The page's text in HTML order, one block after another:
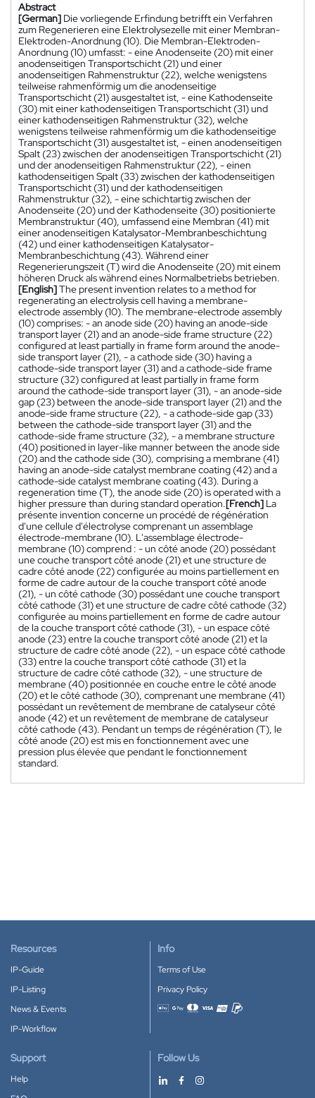
Abstract
[German] Die vorliegende Erfindung betrifft ein Verfahren
zum Regenerieren eine Elektrolysezelle mit einer Membran-
Elektroden-Anordnung (10). Die Membran-Elektroden-
Anordnung (10) umfasst: - eine Anodenseite (20) mit einer
anodenseitigen Transportschicht (21) und einer
anodenseitigen Rahmenstruktur (22), welche wenigstens
teilweise rahmenförmig um die anodenseitige
Transportschicht (21) ausgestaltet ist, - eine Kathodenseite
(30) mit einer kathodenseitigen Transportschicht (31) und
einer kathodenseitigen Rahmenstruktur (32), welche
wenigstens teilweise rahmenförmig um die kathodenseitige
Transportschicht (31) ausgestaltet ist, - einen anodenseitigen
Spalt (23) zwischen der anodenseitigen Transportschicht (21)
und der anodenseitigen Rahmenstruktur (22), - einen
kathodenseitigen Spalt (33) zwischen der kathodenseitigen
Transportschicht (31) und der kathodenseitigen
Rahmenstruktur (32), - eine schichtartig zwischen der
Anodenseite (20) und der Kathodenseite (30) positionierte
Membranstruktur (40), umfassend eine Membran (41) mit
einer anodenseitigen Katalysator-Membranbeschichtung
(42) und einer kathodenseitigen Katalysator-
Membranbeschichtung (43). Während einer
Regenerierungszeit (T) wird die Anodenseite (20) mit einem
höheren Druck als während eines Normalbetriebs betrieben.
[English]The present invention relates to a method for
regenerating an electrolysis cell having a membrane-
electrode assembly (10). The membrane-electrode assembly
(10) comprises: - an anode side (20) having an anode-side
transport layer (21) and an anode-side frame structure (22)
configured at least partially in frame form around the anode-
side transport layer (21), - a cathode side (30) having a
cathode-side transport layer (31) and a cathode-side frame
structure (32) configured at least partially in frame form
around the cathode-side transport layer (31), - an anode-side
gap (23) between the anode-side transport layer (21) and the
anode-side frame structure (22), - a cathode-side gap (33)
between the cathode-side transport layer (31) and the
cathode-side frame structure (32), - a membrane structure
(40) positioned in layer-like manner between the anode side
(20) and the cathode side (30), comprising a membrane (41)
having an anode-side catalyst membrane coating (42) and a
cathode-side catalyst membrane coating (43). During a
regeneration time (T), the anode side (20) is operated with a
higher pressure than during standard operation.[French] La
présente invention concerne un procédé de régénération
d'une cellule d'électrolyse comprenant un assemblage
électrode-membrane (10). L'assemblage électrode-
membrane (10) comprend : - un côté anode (20) possédant
une couche transport côté anode (21) et une structure de
cadre côté anode (22) configurée au moins partiellement en
forme de cadre autour de la couche transport côté anode
(21), - un côté cathode (30) possédant une couche transport
côté cathode (31) et une structure de cadre côté cathode (32)
configurée au moins partiellement en forme de cadre autour
de la couche transport côté cathode (31), - un espace côté
anode (23) entre la couche transport côté anode (21) et la
structure de cadre côté anode (22), - un espace côté cathode
(33) entre la couche transport côté cathode (31) et la
structure de cadre côté cathode (32), - une structure de
membrane (40) positionnée en couche entre le côté anode
(20) et le côté cathode (30), comprenant une membrane (41)
possédant un revêtement de membrane de catalyseur côté
anode (42) et un revêtement de membrane de catalyseur
côté cathode (43). Pendant un temps de régénération (T), le
côté anode (20) est mis en fonctionnement avec une
pression plus élevée que pendant le fonctionnement
standard.
Resources
IP-Guide
IP-Listing
News & Events
IP-Workflow
Info
Terms of Use
Privacy Policy
Accepted payment methods
Support
Help
Follow Us